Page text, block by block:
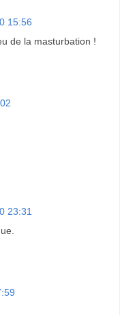
15:56
de la masturbation !
23:31